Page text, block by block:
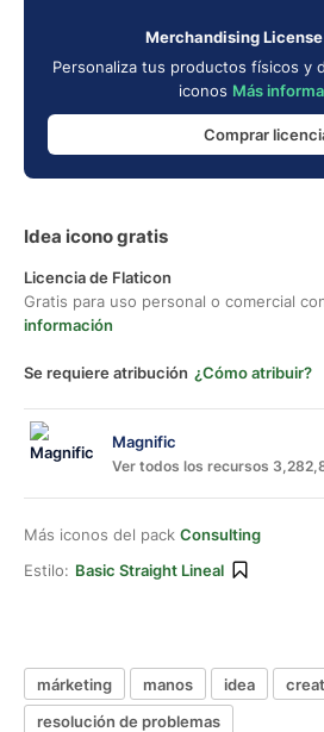
Merchandising License
Personaliza tus productos físicos y
iconos Más
Comprar
Idea icono gratis
Licencia de Flaticon
Gratis para uso personal o comercial
información
Se requiere atribución ¿Cómo atribuir?
Magnific
Ver todos los recursos
Más iconos del pack Consulting
Estilo: Basic Straight Lineal
márketing manos idea
resolución de problemas